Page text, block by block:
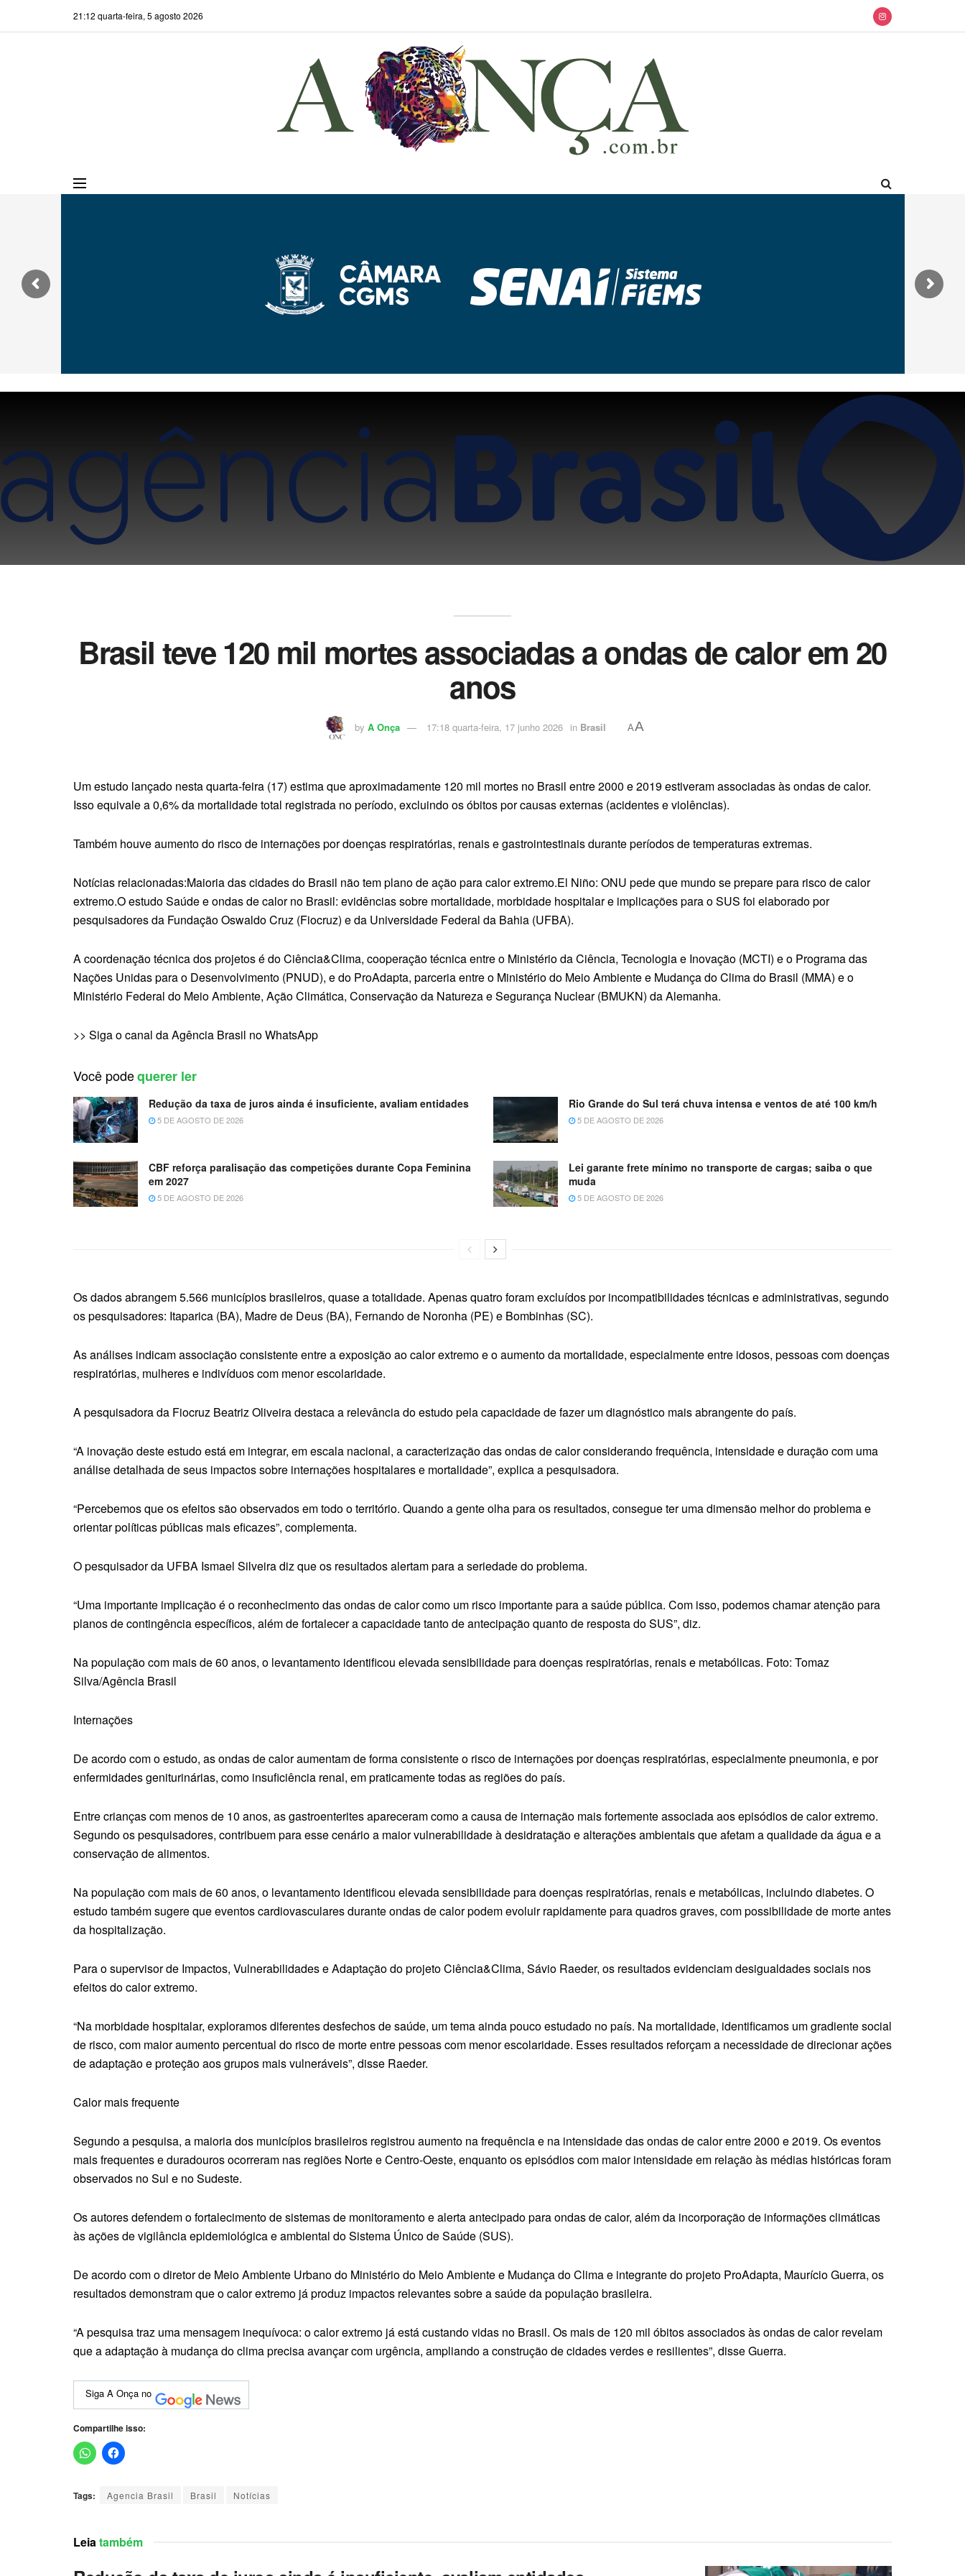
21:12 quarta-feira, 5 agosto 2026
Brasil teve 120 mil mortes associadas a ondas de calor em 20
anos
by A Onça 17:18 quarta-feira, 17 junho 2026 in Brasil AA
Um estudo lançado nesta quarta-feira (17) estima que aproximadamente 120 mil mortes no Brasil entre 2000 e 2019 estiveram associadas às ondas de calor.
Isso equivale a 0,6% da mortalidade total registrada no período, excluindo os óbitos por causas externas (acidentes e violências).
Também houve aumento do risco de internações por doenças respiratórias, renais e gastrointestinais durante períodos de temperaturas extremas.
Notícias relacionadas:Maioria das cidades do Brasil não tem plano de ação para calor extremo.El Niño: ONU pede que mundo se prepare para risco de calor
extremo.O estudo Saúde e ondas de calor no Brasil: evidências sobre mortalidade, morbidade hospitalar e implicações para o SUS foi elaborado por
pesquisadores da Fundação Oswaldo Cruz (Fiocruz) e da Universidade Federal da Bahia (UFBA).
A coordenação técnica dos projetos é do Ciência&Clima, cooperação técnica entre o Ministério da Ciência, Tecnologia e Inovação (MCTI) e o Programa das
Nações Unidas para o Desenvolvimento (PNUD), e do ProAdapta, parceria entre o Ministério do Meio Ambiente e Mudança do Clima do Brasil (MMA) e o
Ministério Federal do Meio Ambiente, Ação Climática, Conservação da Natureza e Segurança Nuclear (BMUKN) da Alemanha.
>> Siga o canal da Agência Brasil no WhatsApp
Você podequerer ler
Redução da taxa de juros ainda é insuficiente, avaliam entidades
5 DE AGOSTO DE 2026
Rio Grande do Sul terá chuva intensa e ventos de até 100 km/h
5 DE AGOSTO DE 2026
CBF reforça paralisação das competições durante Copa Feminina
em 2027
5 DE AGOSTO DE 2026
Lei garante frete mínimo no transporte de cargas; saiba o que
muda
5 DE AGOSTO DE 2026
Os dados abrangem 5.566 municípios brasileiros, quase a totalidade. Apenas quatro foram excluídos por incompatibilidades técnicas e administrativas, segundo
os pesquisadores: Itaparica (BA), Madre de Deus (BA), Fernando de Noronha (PE) e Bombinhas (SC).
As análises indicam associação consistente entre a exposição ao calor extremo e o aumento da mortalidade, especialmente entre idosos, pessoas com doenças
respiratórias, mulheres e indivíduos com menor escolaridade.
A pesquisadora da Fiocruz Beatriz Oliveira destaca a relevância do estudo pela capacidade de fazer um diagnóstico mais abrangente do país.
“A inovação deste estudo está em integrar, em escala nacional, a caracterização das ondas de calor considerando frequência, intensidade e duração com uma
análise detalhada de seus impactos sobre internações hospitalares e mortalidade”, explica a pesquisadora.
“Percebemos que os efeitos são observados em todo o território. Quando a gente olha para os resultados, consegue ter uma dimensão melhor do problema e
orientar políticas públicas mais eficazes”, complementa.
O pesquisador da UFBA Ismael Silveira diz que os resultados alertam para a seriedade do problema.
“Uma importante implicação é o reconhecimento das ondas de calor como um risco importante para a saúde pública. Com isso, podemos chamar atenção para
planos de contingência específicos, além de fortalecer a capacidade tanto de antecipação quanto de resposta do SUS”, diz.
Na população com mais de 60 anos, o levantamento identificou elevada sensibilidade para doenças respiratórias, renais e metabólicas. Foto: Tomaz
Silva/Agência Brasil
Internações
De acordo com o estudo, as ondas de calor aumentam de forma consistente o risco de internações por doenças respiratórias, especialmente pneumonia, e por
enfermidades geniturinárias, como insuficiência renal, em praticamente todas as regiões do país.
Entre crianças com menos de 10 anos, as gastroenterites apareceram como a causa de internação mais fortemente associada aos episódios de calor extremo.
Segundo os pesquisadores, contribuem para esse cenário a maior vulnerabilidade à desidratação e alterações ambientais que afetam a qualidade da água e a
conservação de alimentos.
Na população com mais de 60 anos, o levantamento identificou elevada sensibilidade para doenças respiratórias, renais e metabólicas, incluindo diabetes. O
estudo também sugere que eventos cardiovasculares durante ondas de calor podem evoluir rapidamente para quadros graves, com possibilidade de morte antes
da hospitalização.
Para o supervisor de Impactos, Vulnerabilidades e Adaptação do projeto Ciência&Clima, Sávio Raeder, os resultados evidenciam desigualdades sociais nos
efeitos do calor extremo.
“Na morbidade hospitalar, exploramos diferentes desfechos de saúde, um tema ainda pouco estudado no país. Na mortalidade, identificamos um gradiente social
de risco, com maior aumento percentual do risco de morte entre pessoas com menor escolaridade. Esses resultados reforçam a necessidade de direcionar ações
de adaptação e proteção aos grupos mais vulneráveis”, disse Raeder.
Calor mais frequente
Segundo a pesquisa, a maioria dos municípios brasileiros registrou aumento na frequência e na intensidade das ondas de calor entre 2000 e 2019. Os eventos
mais frequentes e duradouros ocorreram nas regiões Norte e Centro-Oeste, enquanto os episódios com maior intensidade em relação às médias históricas foram
observados no Sul e no Sudeste.
Os autores defendem o fortalecimento de sistemas de monitoramento e alerta antecipado para ondas de calor, além da incorporação de informações climáticas
às ações de vigilância epidemiológica e ambiental do Sistema Único de Saúde (SUS).
De acordo com o diretor de Meio Ambiente Urbano do Ministério do Meio Ambiente e Mudança do Clima e integrante do projeto ProAdapta, Maurício Guerra, os
resultados demonstram que o calor extremo já produz impactos relevantes sobre a saúde da população brasileira.
“A pesquisa traz uma mensagem inequívoca: o calor extremo já está custando vidas no Brasil. Os mais de 120 mil óbitos associados às ondas de calor revelam
que a adaptação à mudança do clima precisa avançar com urgência, ampliando a construção de cidades verdes e resilientes”, disse Guerra.
Siga A Onça no
Compartilhe isso:
Tags: Agencia Brasil Brasil Notícias
Leiatambém